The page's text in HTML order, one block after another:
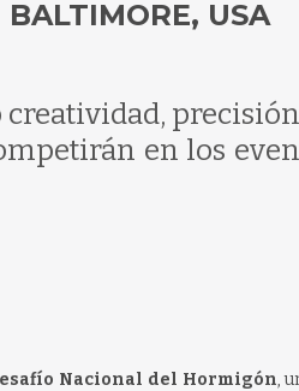
USA
creatividad,
en los
Nacional del Hormigón,